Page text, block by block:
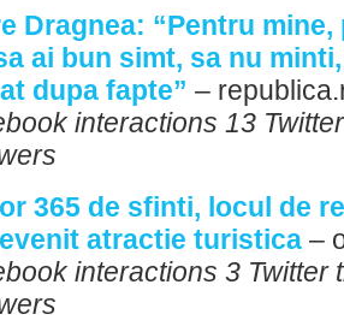
Dragnea: “Pentru
ai bun simt, sa nu
dupa fapte” –
interactions 13
365 de sfinti, locul de
atractie turistica –
interactions 3 Twitter